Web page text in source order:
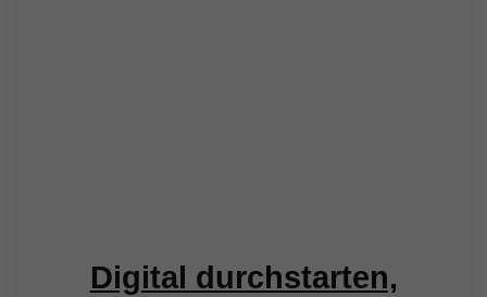
Digital durchstarten,